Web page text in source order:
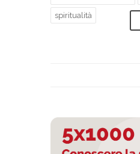
spiritualità